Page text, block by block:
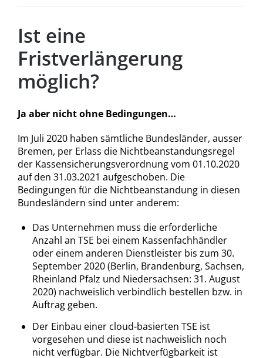
Ist eine
Fristverlängerung
möglich?
Ja aber nicht ohne Bedingungen…
Im Juli 2020 haben sämtliche Bundesländer, ausser
Bremen, per Erlass die Nichtbeanstandungsregel
der Kassensicherungsverordnung vom 01.10.2020
auf den 31.03.2021 aufgeschoben. Die
Bedingungen für die Nichtbeanstandung in diesen
Bundesländern sind unter anderem:
Das Unternehmen muss die erforderliche
Anzahl an TSE bei einem Kassenfachhändler
oder einem anderen Dienstleister bis zum 30.
September 2020 (Berlin, Brandenburg, Sachsen,
Rheinland Pfalz und Niedersachsen: 31. August
2020) nachweislich verbindlich bestellen bzw. in
Auftrag geben.
Der Einbau einer cloud-basierten TSE ist
vorgesehen und diese ist nachweislich noch
nicht verfügbar. Die Nichtverfügbarkeit ist